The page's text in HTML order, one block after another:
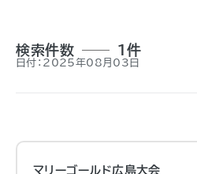
検索件数 1件
日付：2025年08月03日
マリーゴールド広島大会